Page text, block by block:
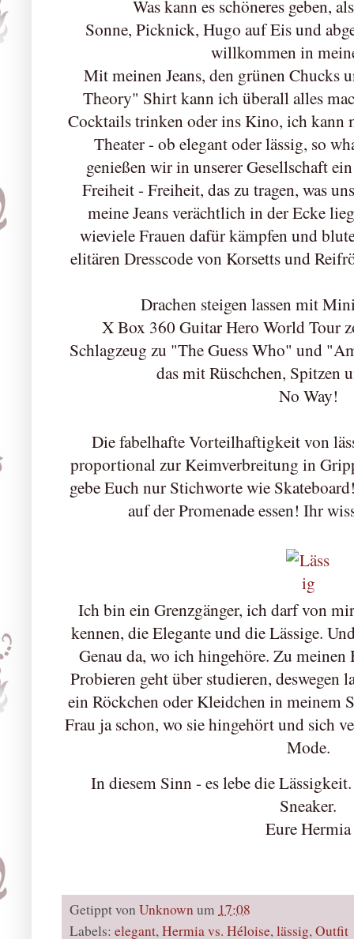
Was kann es schöneres geben,
Sonne, Picknick, Hugo auf Eis und
willkommen in
Mit meinen Jeans, den grünen Chucks
Theory" Shirt kann ich überall alles
Cocktails trinken oder ins Kino, ich kann
Theater - ob elegant oder lässig, so
genießen wir in unserer Gesellschaft
Freiheit - Freiheit, das zu tragen, was
meine Jeans verächtlich in der Ecke
wieviele Frauen dafür kämpfen und
elitären Dresscode von Korsetts und
Drachen steigen lassen mit
X Box 360 Guitar Hero World Tour
Schlagzeug zu "The Guess Who" und
das mit Rüschchen, Spitzen
No Way!
Die fabelhafte Vorteilhaftigkeit von
proportional zur Keimverbreitung in
gebe Euch nur Stichworte wie
auf der Promenade essen! Ihr
Ich bin ein Grenzgänger, ich darf von
kennen, die Elegante und die Lässige.
Genau da, wo ich hingehöre. Zu meinen
Probieren geht über studieren, deswegen
ein Röckchen oder Kleidchen in meinem
Frau ja schon, wo sie hingehört und sich
Mode.
In diesem Sinn - es lebe die
Sneaker.
Eure Hermia
Getippt von Unknownum 17:08
Labels: elegant,Hermia vs. Héloise,lässig,Outfit